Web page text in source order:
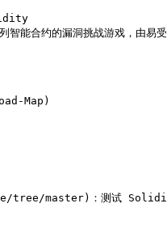
漏洞挑战游戏，由易受攻
Map)
master)：测试 Solidity